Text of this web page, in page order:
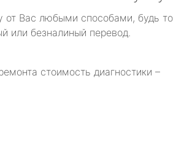
от Вас любыми способами, будь то
или безналиный перевод.
стоимость диагностики –